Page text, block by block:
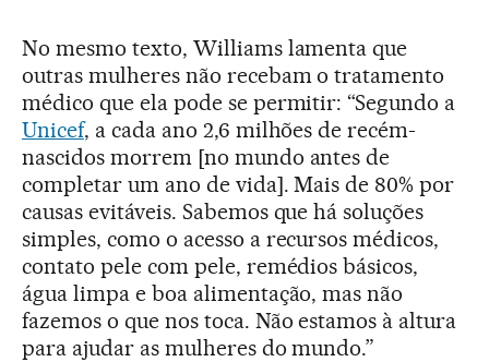
No mesmo texto, Williams lamenta que
outras mulheres não recebam o tratamento
médico que ela pode se permitir: “Segundo a
Unicef, a cada ano 2,6 milhões de recém-
nascidos morrem [no mundo antes de
completar um ano de vida]. Mais de 80% por
causas evitáveis. Sabemos que há soluções
simples, como o acesso a recursos médicos,
contato pele com pele, remédios básicos,
água limpa e boa alimentação, mas não
fazemos o que nos toca. Não estamos à altura
para ajudar as mulheres do mundo.”